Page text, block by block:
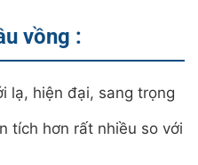
vồng :
lạ, hiện đại, sang trọng
tích hơn rất nhiều so với